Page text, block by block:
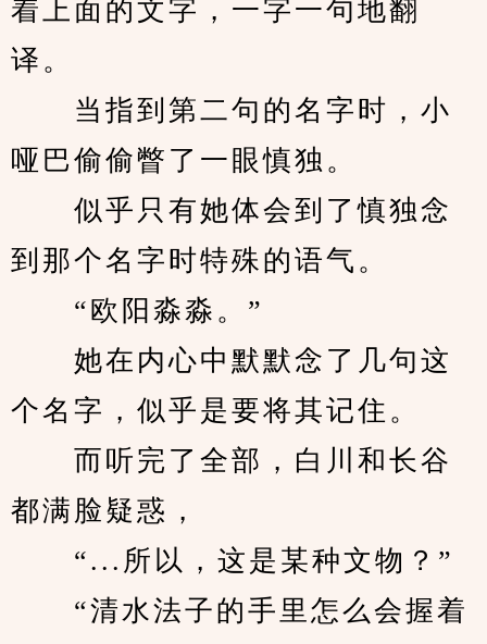
着上面的文字，一字一句地翻
译。
当指到第二句的名字时，小
哑巴偷偷瞥了一眼慎独。
似乎只有她体会到了慎独念
到那个名字时特殊的语气。
“欧阳淼淼。”
她在内心中默默念了几句这
个名字，似乎是要将其记住。
而听完了全部，白川和长谷
都满脸疑惑，
“...所以，这是某种文物？”
“清水法子的手里怎么会握着